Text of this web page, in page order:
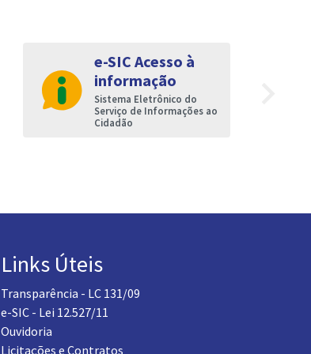
e-SIC Acesso à
informação
Sistema Eletrônico do
Serviço de Informações ao
Cidadão
Links Úteis
Transparência - LC 131/09
e-SIC - Lei 12.527/11
Ouvidoria
Licitações e Contratos